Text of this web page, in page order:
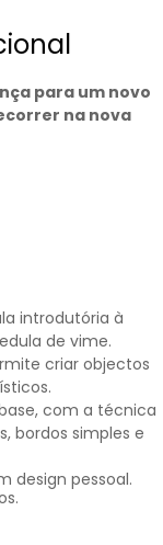
para um novo
na nova
introdutória à
de vime.
criar objectos
com a técnica
bordos simples e
design pessoal.